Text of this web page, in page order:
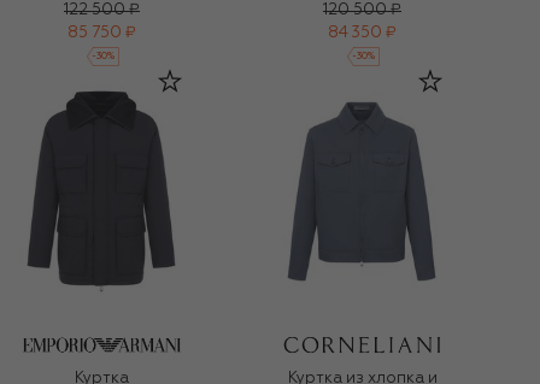
122 500 ₽
85 750 ₽
-30%
120 500 ₽
84 350 ₽
-30%
Куртка
Куртка из хлопка и